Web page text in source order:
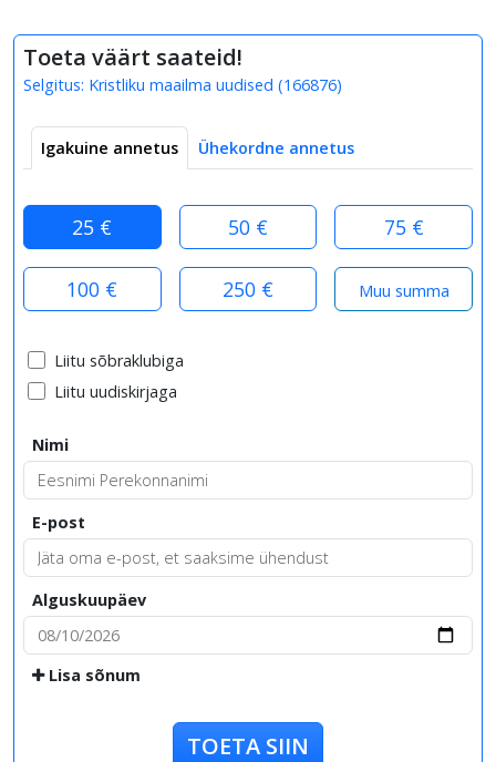
Toeta väärt saateid!
Selgitus: Kristliku maailma uudised (166876)
Igakuine annetus Ühekordne annetus
25 € 50 € 75 €
100 € 250 €
Liitu sõbraklubiga
Liitu uudiskirjaga
Nimi
E-post
Alguskuupäev
Lisa sõnum
TOETA SIIN